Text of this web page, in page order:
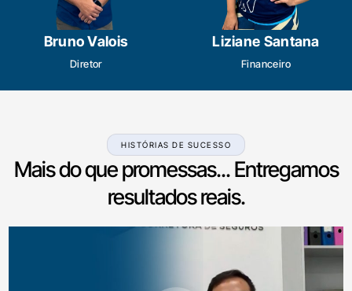
Bruno Valois
Diretor
Liziane Santana
Financeiro
HISTÓRIAS DE SUCESSO
Mais do que promessas... Entregamos
resultados reais.